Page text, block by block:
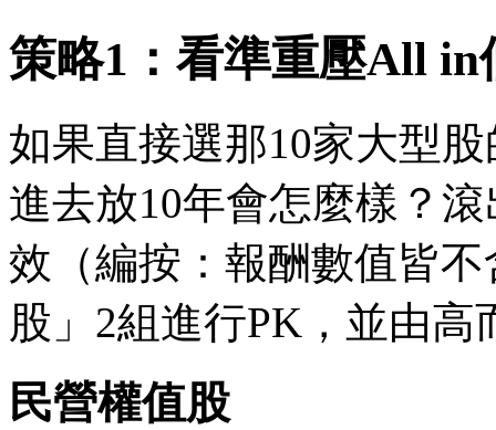
策略1：看準重壓All in
如果直接選那10家大型
進去放10年會怎麼樣？
效（編按：報酬數值皆
股」2組進行PK，並由高
民營權值股